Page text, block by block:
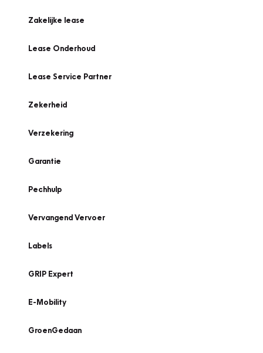
Zakelijke lease
Lease Onderhoud
Lease Service Partner
Zekerheid
Verzekering
Garantie
Pechhulp
Vervangend Vervoer
Labels
GRIP Expert
E-Mobility
GroenGedaan